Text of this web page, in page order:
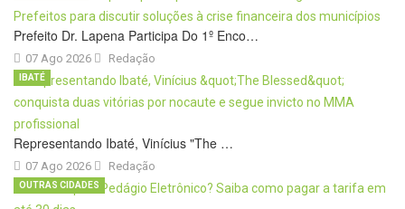
Prefeito Dr. Lapena Participa Do 1º Enco…
07 Ago 2026 Redação
Representando Ibaté, Vinícius "The …
07 Ago 2026
IBATÉ
Redação
OUTRAS CIDADES